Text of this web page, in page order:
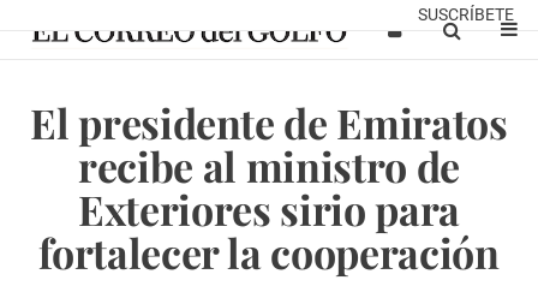
SUSCRÍBETE
El presidente de Emiratos
recibe al ministro de
Exteriores sirio para
fortalecer la cooperación